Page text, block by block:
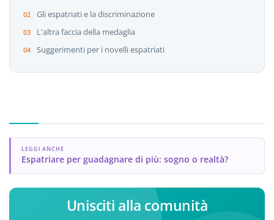
Gli espatriati e la discriminazione
L'altra faccia della medaglia
Suggerimenti per i novelli espatriati
LEGGI ANCHE
Espatriare per guadagnare di più: sogno o realtà?
Unisciti alla comunità